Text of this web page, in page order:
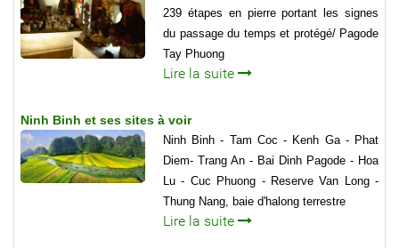
239 étapes en pierre portant les signes
du passage du temps et protégé/ Pagode
Tay Phuong
Lire la suite
Ninh Binh et ses sites à voir
Ninh Binh - Tam Coc - Kenh Ga - Phat
Diem- Trang An - Bai Dinh Pagode - Hoa
Lu - Cuc Phuong - Reserve Van Long -
Thung Nang, baie d'halong terrestre
Lire la suite